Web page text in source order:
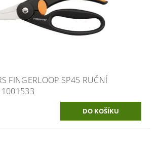
FINGERLOOP SP45 RUČNÍ
1001533